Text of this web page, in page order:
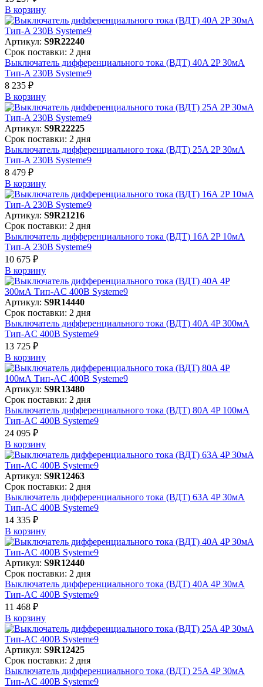
В корзинy
Артикул: S9R22240
Срок поставки: 2 дня
Выключатель дифференциального тока (ВДТ) 40A 2P 30мА
Тип-A 230В Systeme9
8 235 ₽
В корзинy
Артикул: S9R22225
Срок поставки: 2 дня
Выключатель дифференциального тока (ВДТ) 25A 2P 30мА
Тип-A 230В Systeme9
8 479 ₽
В корзинy
Артикул: S9R21216
Срок поставки: 2 дня
Выключатель дифференциального тока (ВДТ) 16A 2P 10мА
Тип-A 230В Systeme9
10 675 ₽
В корзинy
Артикул: S9R14440
Срок поставки: 2 дня
Выключатель дифференциального тока (ВДТ) 40A 4P 300мА
Тип-AC 400В Systeme9
13 725 ₽
В корзинy
Артикул: S9R13480
Срок поставки: 2 дня
Выключатель дифференциального тока (ВДТ) 80A 4P 100мА
Тип-AC 400В Systeme9
24 095 ₽
В корзинy
Артикул: S9R12463
Срок поставки: 2 дня
Выключатель дифференциального тока (ВДТ) 63A 4P 30мА
Тип-AC 400В Systeme9
14 335 ₽
В корзинy
Артикул: S9R12440
Срок поставки: 2 дня
Выключатель дифференциального тока (ВДТ) 40A 4P 30мА
Тип-AC 400В Systeme9
11 468 ₽
В корзинy
Артикул: S9R12425
Срок поставки: 2 дня
Выключатель дифференциального тока (ВДТ) 25A 4P 30мА
Тип-AC 400В Systeme9